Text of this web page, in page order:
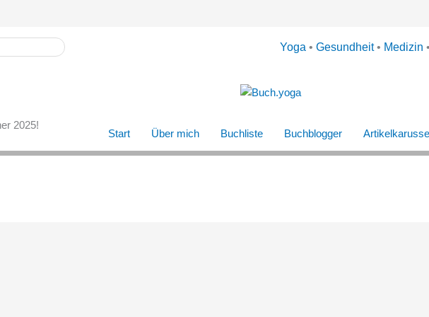
Yoga • Gesundheit• Medizin •
2025!
Start Über mich Buchliste Buchblogger